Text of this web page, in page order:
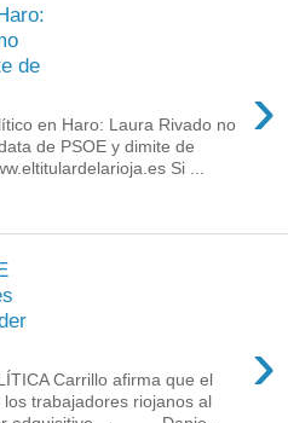
de
›
en Haro: Laura Rivado no
de PSOE y dimite de
Si ...
›
Carrillo afirma que el
los trabajadores riojanos al